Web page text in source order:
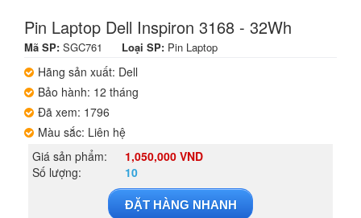
Pin Laptop Dell Inspiron 3168 - 32Wh
Mã SP: SGC761 Loại SP: Pin Laptop
Hãng sản xuất: Dell
Bảo hành: 12 tháng
Đã xem: 1796
Màu sắc: Liên hệ
Giá sản phẩm:
1,050,000 VND
Số lượng:
10
ĐẶT HÀNG NHANH